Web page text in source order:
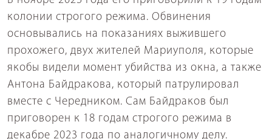
колонии строгого режима. Обвинения
основывались на показаниях выжившего
прохожего, двух жителей Мариуполя, которые
якобы видели момент убийства из окна, а также
Антона Байдракова, который патрулировал
вместе с Чередником. Сам Байдраков был
приговорен к 18 годам строгого режима в
декабре 2023 года по аналогичному делу.